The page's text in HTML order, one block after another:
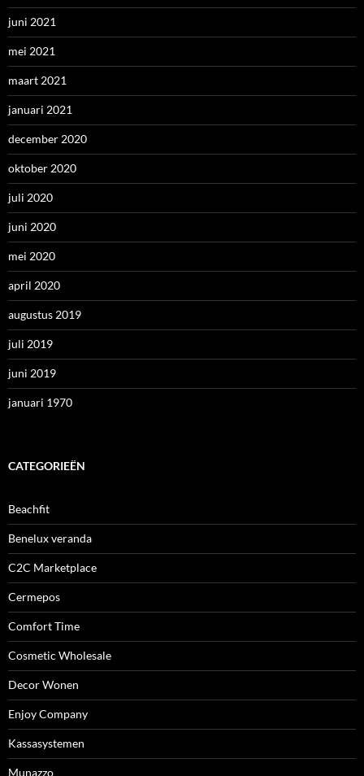
juni 2021
mei 2021
maart 2021
januari 2021
december 2020
oktober 2020
juli 2020
juni 2020
mei 2020
april 2020
augustus 2019
juli 2019
juni 2019
januari 1970
CATEGORIEËN
Beachfit
Benelux veranda
C2C Marketplace
Cermepos
Comfort Time
Cosmetic Wholesale
Decor Wonen
Enjoy Company
Kassasystemen
Munazzo